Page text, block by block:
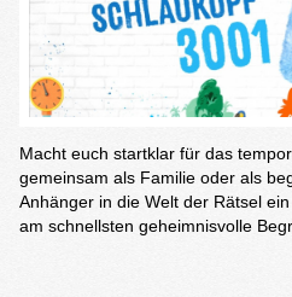
Macht euch startklar für das
gemeinsam als Familie oder als
Anhänger in die Welt der Rätsel
am schnellsten geheimnisvolle